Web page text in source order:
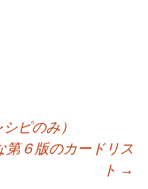
ピのみ）
第６版のカードリス
ト →